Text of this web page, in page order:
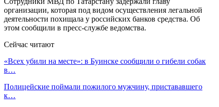
организации, которая под видом осуществления легальной
деятельности похищала у российских банков средства. Об
этом сообщили в пресс-службе ведомства.
Сейчас читают
«Всех убили на месте»: в Буинске сообщили о гибели собак
в…
Полицейские поймали пожилого мужчину, пристававшего
к…